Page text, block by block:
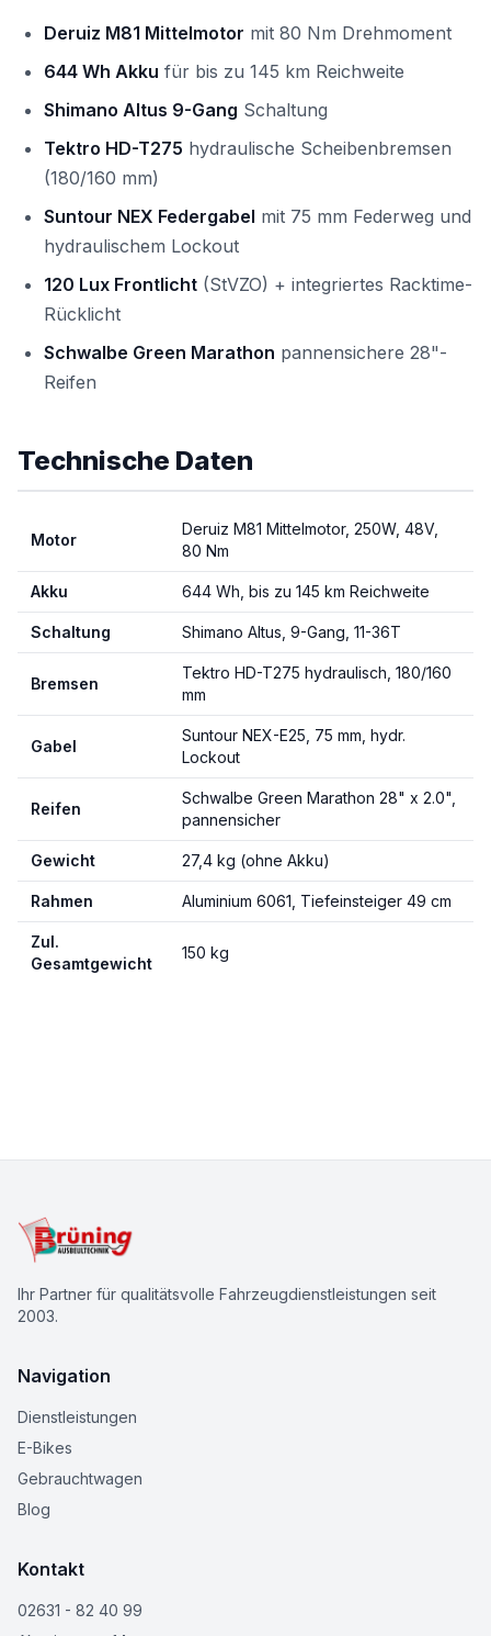
Deruiz M81 Mittelmotor mit 80 Nm Drehmoment
644 Wh Akku für bis zu 145 km Reichweite
Shimano Altus 9-Gang Schaltung
Tektro HD-T275 hydraulische Scheibenbremsen
(180/160 mm)
Suntour NEX Federgabel mit 75 mm Federweg und
hydraulischem Lockout
120 Lux Frontlicht (StVZO) + integriertes Racktime-
Rücklicht
Schwalbe Green Marathon pannensichere 28"-
Reifen
Technische Daten
Motor
Deruiz M81 Mittelmotor, 250W, 48V,
80 Nm
Akku 644 Wh, bis zu 145 km Reichweite
Schaltung Shimano Altus, 9-Gang, 11-36T
Bremsen
Tektro HD-T275 hydraulisch, 180/160
mm
Gabel
Suntour NEX-E25, 75 mm, hydr.
Lockout
Reifen
Schwalbe Green Marathon 28" x 2.0",
pannensicher
Gewicht 27,4 kg (ohne Akku)
Rahmen Aluminium 6061, Tiefeinsteiger 49 cm
Zul.
Gesamtgewicht
150 kg
Ihr Partner für qualitätsvolle Fahrzeugdienstleistungen seit
2003.
Navigation
Dienstleistungen
E-Bikes
Gebrauchtwagen
Blog
Kontakt
02631 - 82 40 99